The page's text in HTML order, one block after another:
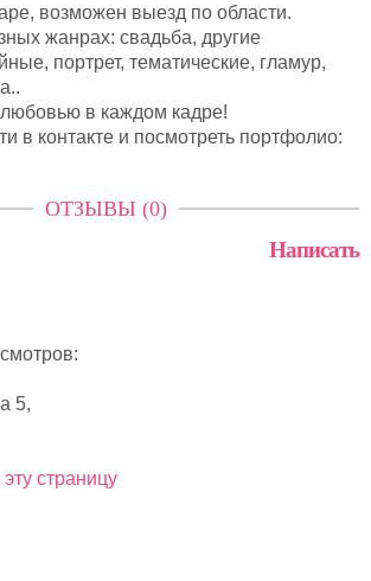
возможен выезд по области.
жанрах: свадьба, другие
портрет, тематические, гламур,
в каждом кадре!
в контакте и посмотреть портфолио:
ОТЗЫВЫ (0)
Написать
5,
страницу